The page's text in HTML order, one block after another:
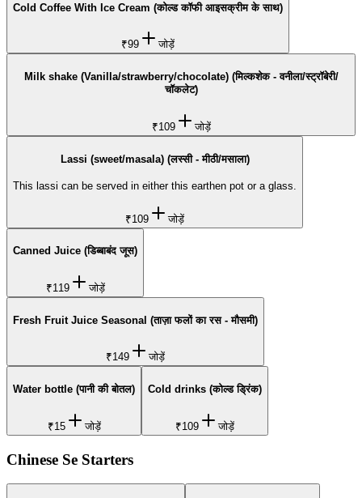
Cold Coffee With Ice Cream (कोल्ड कॉफी आइसक्रीम के साथ)
₹99 जोड़ें
Milk shake (Vanilla/strawberry/chocolate) (मिल्कशेक - वनीला/स्ट्रॉबेरी/
चॉकलेट)
₹109 जोड़ें
Lassi (sweet/masala) (लस्सी - मीठी/मसाला)
This lassi can be served in either this earthen pot or a glass.
₹109 जोड़ें
Canned Juice (डिब्बाबंद जूस)
₹119 जोड़ें
Fresh Fruit Juice Seasonal (ताज़ा फलों का रस - मौसमी)
₹149 जोड़ें
Water bottle (पानी की बोतल)
₹15 जोड़ें
Cold drinks (कोल्ड ड्रिंक)
₹109 जोड़ें
Chinese Se Starters